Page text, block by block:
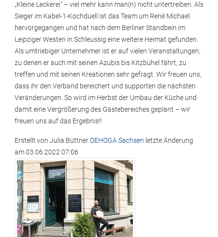
„Kleine Leckerei" – viel mehr kann man(n) nicht untertreiben. Als
Sieger im Kabel-1-Kochduell ist das Team um René Michael
hervorgegangen und hat nach dem Berliner Standbein im
Leipziger Westen in Schleussig eine weitere Heimat gefunden.
Als umtriebiger Unternehmer ist er auf vielen Veranstaltungen,
zu denen er auch mit seinen Azubis bis Kitzbühel fährt, zu
treffen und mit seinen Kreationen sehr gefragt. Wir freuen uns,
dass ihr den Verband bereichert und supporten die nächsten
Veränderungen. So wird im Herbst der Umbau der Küche und
damit eine Vergrößerung des Gästebereiches geplant – wir
freuen uns auf das Ergebnis!!
Erstellt von Julia Büttner DEHOGA Sachsen letzte Änderung
am03.06.2022 07:06